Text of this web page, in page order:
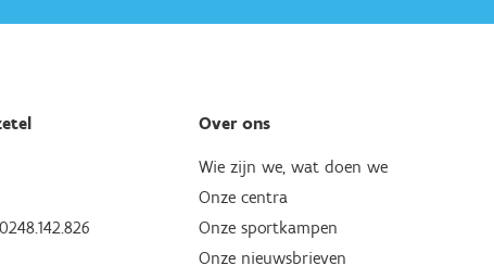
Over ons
Wie zijn we, wat doen we
Onze centra
Onze sportkampen
Onze nieuwsbrieven